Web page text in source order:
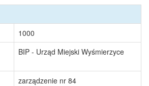
1000
BIP - Urząd Miejski Wyśmierzyce
zarządzenie nr 84